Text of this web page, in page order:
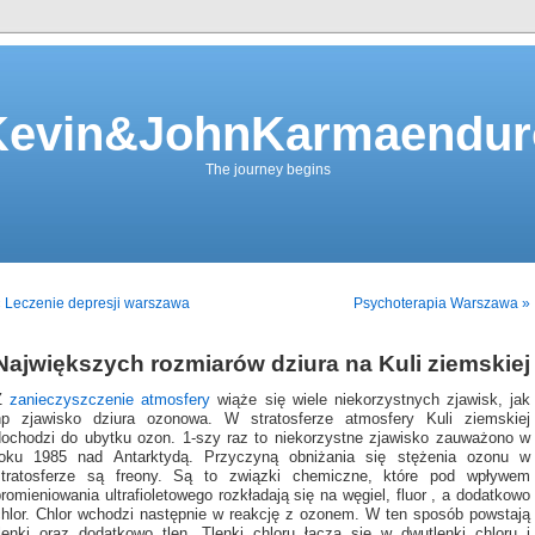
The journey begins
Leczenie depresji warszawa Psychoterapia Warszawa »
rozmiarów dziura na Kuli ziemskiej
zanieczyszczenie atmosfery wiąże się wiele niekorzystnych zjawisk, jak
zjawisko dziura ozonowa. W stratosferze atmosfery Kuli ziemskiej
do ubytku ozon. 1-szy raz to niekorzystne zjawisko zauważono w
1985 nad Antarktydą. Przyczyną obniżania się stężenia ozonu w
są freony. Są to związki chemiczne, które pod wpływem
ultrafioletowego rozkładają się na węgiel, fluor , a dodatkowo
Chlor wchodzi następnie w reakcję z ozonem. W ten sposób powstają